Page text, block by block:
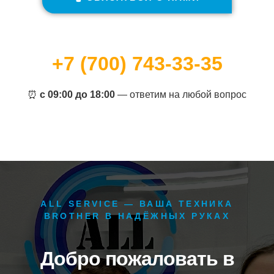
+7 (700) 743-33-35
⏰ с 09:00 до 18:00 — ответим на любой вопрос
ALL SERVICE — ВАША ТЕХНИКА
BROTHER В НАДЁЖНЫХ РУКАХ
Добро пожаловать в